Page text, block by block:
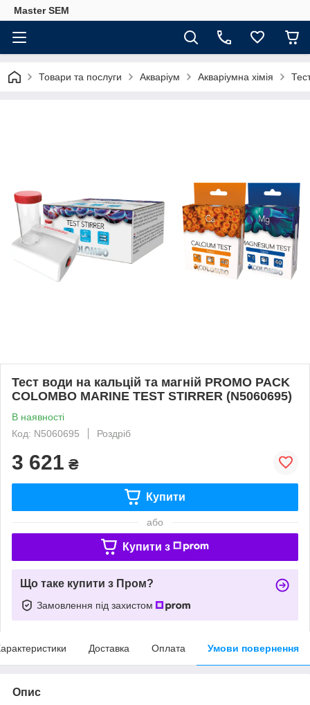
Master SEM
Товари та послуги Акваріум Акваріумна хімія
Тест води на кальцій та магній PROMO PACK
COLOMBO MARINE TEST STIRRER (N5060695)
В наявності
Код: N5060695
Роздріб
3 621 ₴
Купити
або
Купити з
Що таке купити з Пром?
Замовлення під захистом
Доставка Оплата Умови повернення
Опис